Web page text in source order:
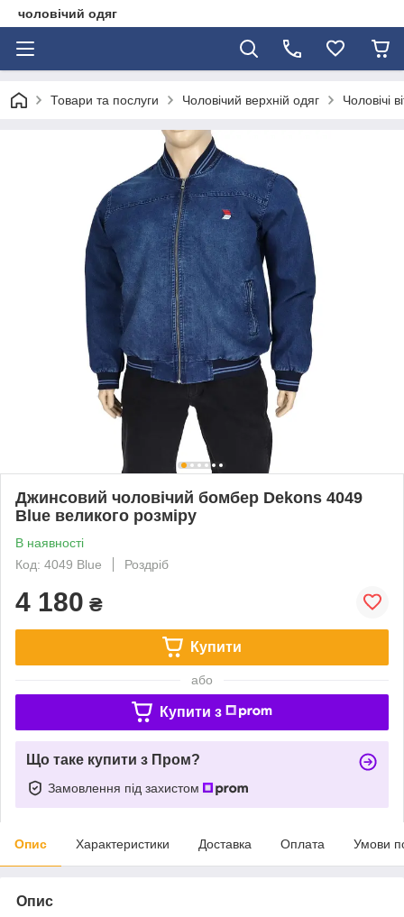
чоловічий одяг
Товари та послуги Чоловічий верхній одяг Чоловічі
Джинсовий чоловічий бомбер Dekons 4049
Blue великого розміру
В наявності
Код: 4049 Blue
Роздріб
4 180 ₴
Купити
або
Купити з
Що таке купити з Пром?
Замовлення під захистом
Опис Характеристики Доставка Оплата Умови
Опис